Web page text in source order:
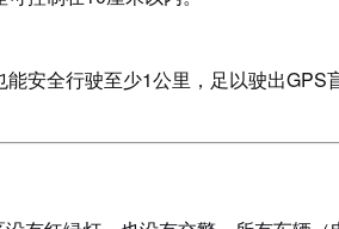
安全行驶至少1公里，足以驶出GPS